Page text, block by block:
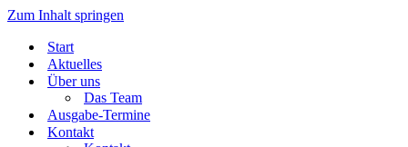
Zum Inhalt springen
Start
Aktuelles
Über uns
Das Team
Ausgabe-Termine
Kontakt